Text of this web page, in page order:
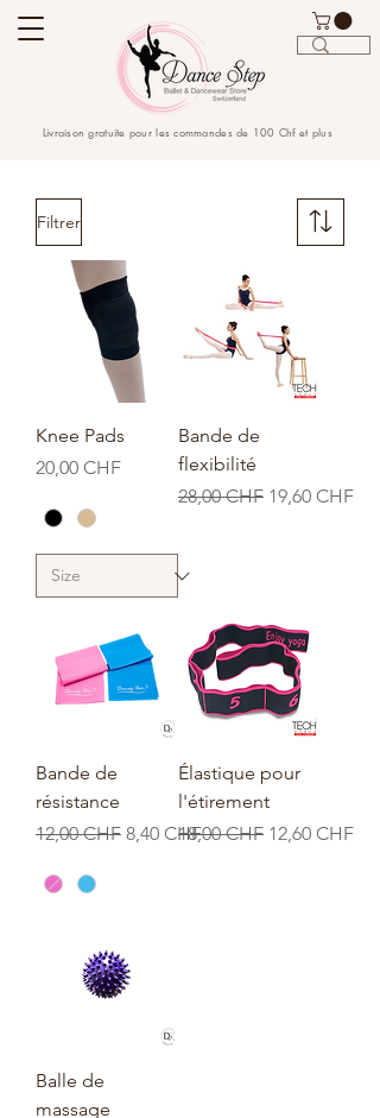
Livraison gratuite pour les commandes de 100 Chf et plus
Filtrer
Knee Pads
Prix
20,00 CHF
Bande de
flexibilité
Prix original
28,00 CHF Prix
19,60 CHF
Bande de
résistance
Prix original
12,00 CHF Prix promotionnel
8,40 CHF
Élastique pour
l'étirement
Prix original
18,00 CHF Prix
12,60 CHF
Balle de
massage